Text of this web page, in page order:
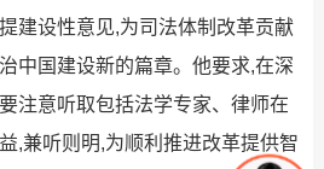
建设性意见,为司法体制改革贡献
中国建设新的篇章。他要求,在深
注意听取包括法学专家、律师在
,兼听则明,为顺利推进改革提供智